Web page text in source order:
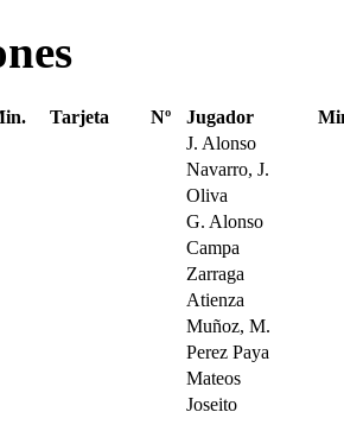
Tarjeta Nº Jugador
J. Alonso
Navarro, J.
Oliva
G. Alonso
Campa
Zarraga
Atienza
Muñoz, M.
Perez Paya
Mateos
Joseito